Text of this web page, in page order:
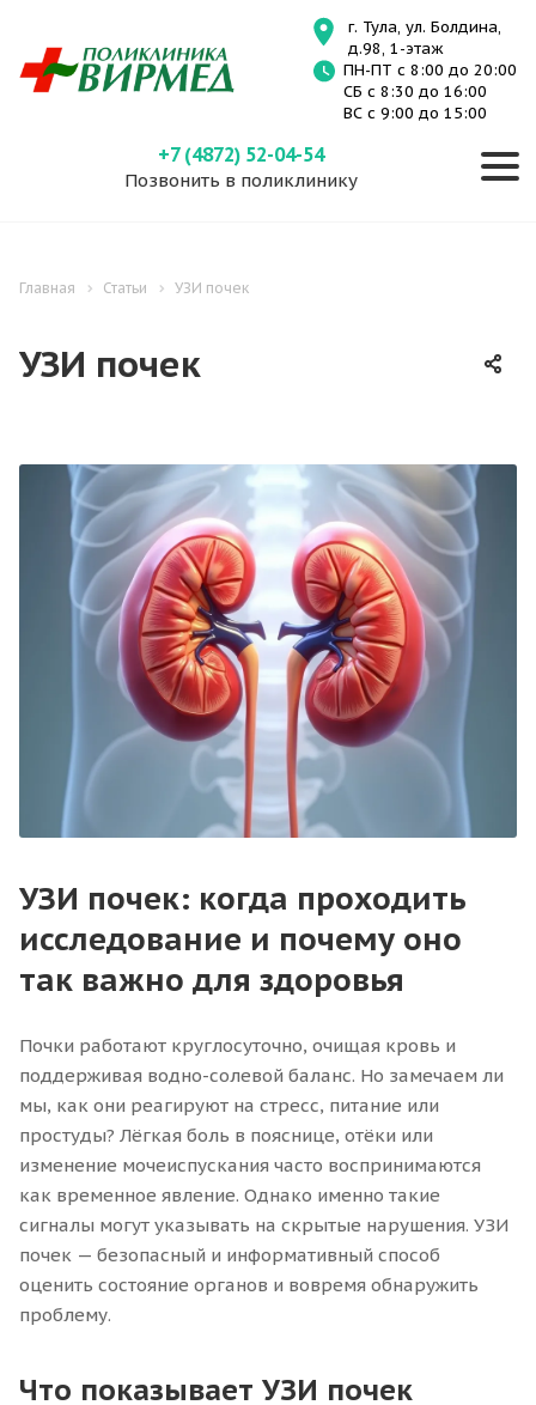
г. Тула, ул. Болдина,
д.98, 1-этаж
ПН-ПТ с 8:00 до 20:00
СБ с 8:30 до 16:00
ВС с 9:00 до 15:00
+7 (4872) 52-04-54
Позвонить в поликлинику
Главная Статьи УЗИ почек
УЗИ почек
УЗИ почек: когда проходить
исследование и почему оно
так важно для здоровья
Почки работают круглосуточно, очищая кровь и
поддерживая водно-солевой баланс. Но замечаем ли
мы, как они реагируют на стресс, питание или
простуды? Лёгкая боль в пояснице, отёки или
изменение мочеиспускания часто воспринимаются
как временное явление. Однако именно такие
сигналы могут указывать на скрытые нарушения. УЗИ
почек — безопасный и информативный способ
оценить состояние органов и вовремя обнаружить
проблему.
Что показывает УЗИ почек